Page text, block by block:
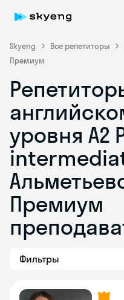
Skyeng Все репетиторы
Премиум
уровня A2
Премиум
Фильтры
Skyeng Chat